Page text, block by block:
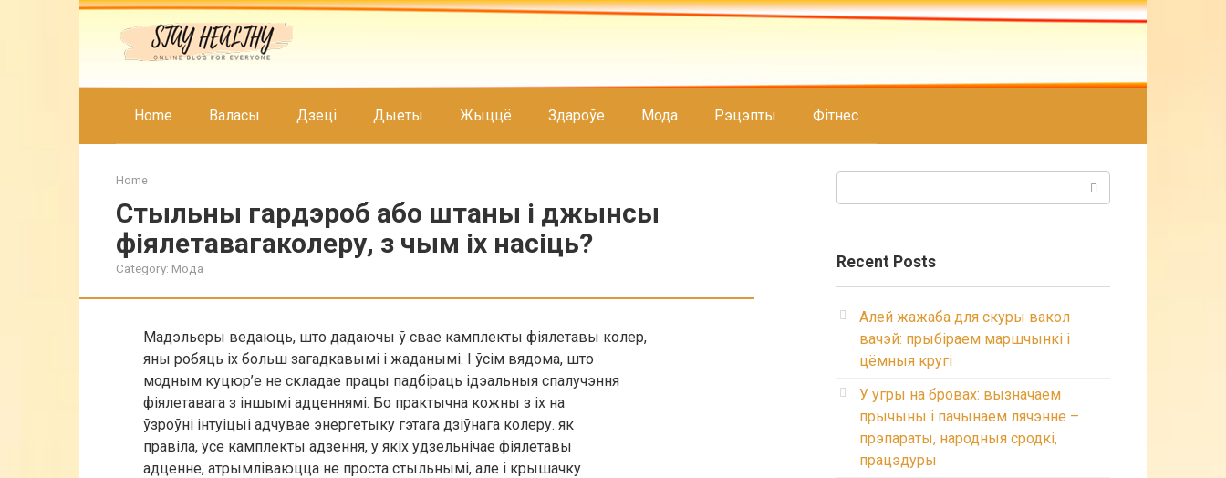
Home Валасы Дзеці Дыеты Жыццё Здароўе Мода Рэцэпты Фітнес
Home
Стыльны гардэроб або штаны і джынсы
фіялетавагаколеру, з чым іх насіць?
Category: Мода
Мадэльеры ведаюць, што дадаючы ў свае камплекты фіялетавы колер,
яны робяць іх больш загадкавымі і жаданымі. І ўсім вядома, што
модным куцюр’е не складае працы падбіраць ідэальныя спалучэння
фіялетавага з іншымі адценнямі. Бо практычна кожны з іх на
ўзроўні інтуіцыі адчувае энергетыку гэтага дзіўнага колеру. як
правіла, усе камплекты адзення, у якіх удзельнічае фіялетавы
адценне, атрымліваюцца не проста стыльнымі, але і крышачку
Recent Posts
Алей жажаба для скуры вакол
вачэй: прыбіраем маршчынкі і
цёмныя кругі
У угры на бровах: вызначаем
прычыны і пачынаем лячэнне –
прэпараты, народныя сродкі,
працэдуры